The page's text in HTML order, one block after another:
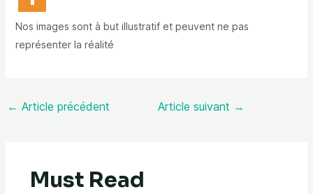
Nos images sont à but illustratif et peuvent ne pas
représenter la réalité
← Article précédent Article suivant →
Must Read